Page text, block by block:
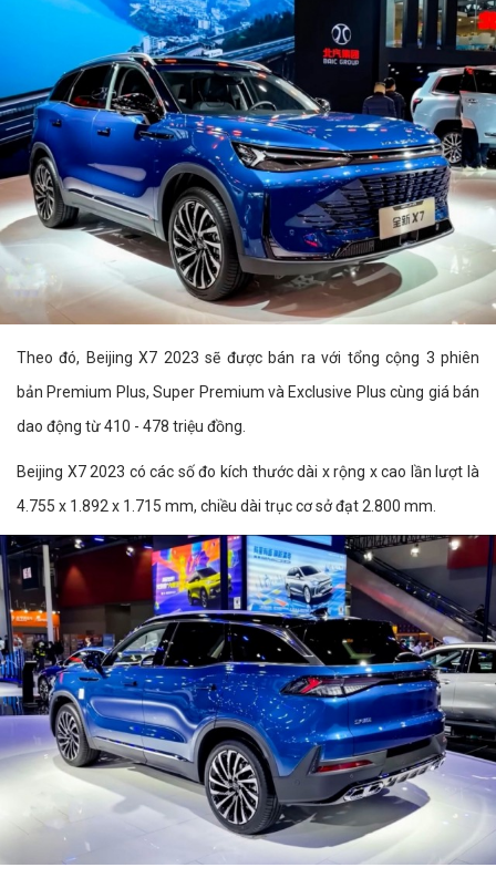
Theo đó, Beijing X7 2023 sẽ được bán ra với tổng cộng 3 phiên
bản Premium Plus, Super Premium và Exclusive Plus cùng giá bán
dao động từ 410 - 478 triệu đồng.
Beijing X7 2023 có các số đo kích thước dài x rộng x cao lần lượt là
4.755 x 1.892 x 1.715 mm, chiều dài trục cơ sở đạt 2.800 mm.